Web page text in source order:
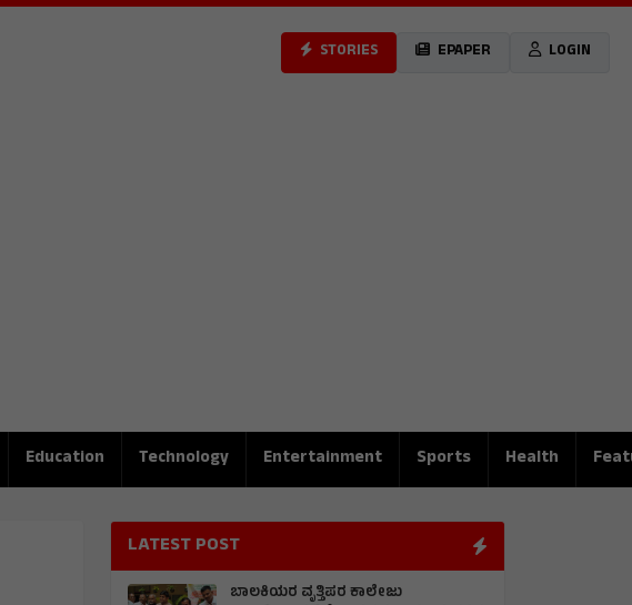
STORIES EPAPER LOGIN
Education Technology Entertainment Sports Health
LATEST POST
ಬಾಲಕಿಯರ ವೃತ್ತಿಪರ ಕಾಲೇಜು